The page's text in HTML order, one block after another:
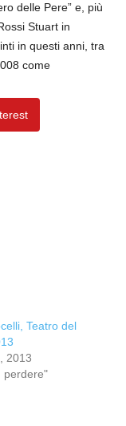
delle Pere” e, più
Stuart in
in questi anni, tra
come
Teatro del
2013
perdere"